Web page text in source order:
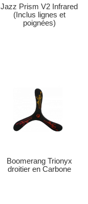
Jazz Prism V2 Infrared
(Inclus lignes et
poignées)
Boomerang Trionyx
droitier en Carbone